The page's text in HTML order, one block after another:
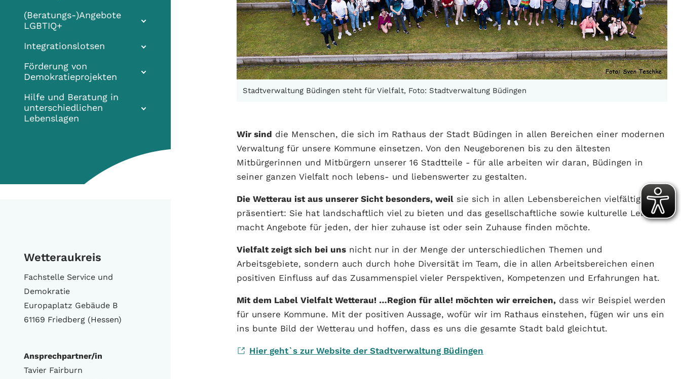
(Beratungs-)Angebote
LGBTIQ+
Integrationslotsen
Förderung von
Demokratieprojekten
Hilfe und Beratung in
unterschiedlichen
Lebenslagen
Wetteraukreis
Fachstelle Service und
Demokratie
Europaplatz Gebäude B
61169 Friedberg (Hessen)
Ansprechpartner/in
Tavier Fairburn
Stadtverwaltung Büdingen steht für Vielfalt, Foto: Stadtverwaltung Büdingen
Wir sind die Menschen, die sich im Rathaus der Stadt Büdingen in allen Bereichen einer modernen
Verwaltung für unsere Kommune einsetzen. Von den Neugeborenen bis zu den ältesten
Mitbürgerinnen und Mitbürgern unserer 16 Stadtteile - für alle arbeiten wir daran, Büdingen in
seiner ganzen Vielfalt noch lebens- und liebenswerter zu gestalten.
Die Wetterau ist aus unserer Sicht besonders, weil sie sich in allen Lebensbereichen vielfältig
präsentiert: Sie hat landschaftlich viel zu bieten und das gesellschaftliche sowie kulturelle Leben
macht Angebote für jeden, der hier zuhause ist oder sein Zuhause finden möchte.
Vielfalt zeigt sich bei uns nicht nur in der Menge der unterschiedlichen Themen und
Arbeitsgebiete, sondern auch durch hohe Diversität im Team, die in allen Arbeitsbereichen einen
positiven Einfluss auf das Zusammenspiel vieler Perspektiven, Kompetenzen und Erfahrungen hat.
Mit dem Label Vielfalt Wetterau! …Region für alle! möchten wir erreichen, dass wir Beispiel werden
für unsere Kommune. Mit der positiven Aussage, wofür wir im Rathaus einstehen, fügen wir uns ein
ins bunte Bild der Wetterau und hoffen, dass es uns die gesamte Stadt bald gleichtut.
Hier geht`s zur Website der Stadtverwaltung Büdingen